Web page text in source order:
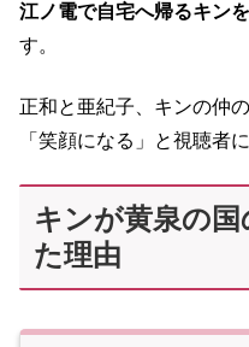
江ノ電で自宅へ帰るキン
す。
正和と亜紀子、キンの仲
「笑顔になる」と視聴者
キンが黄泉の
た理由